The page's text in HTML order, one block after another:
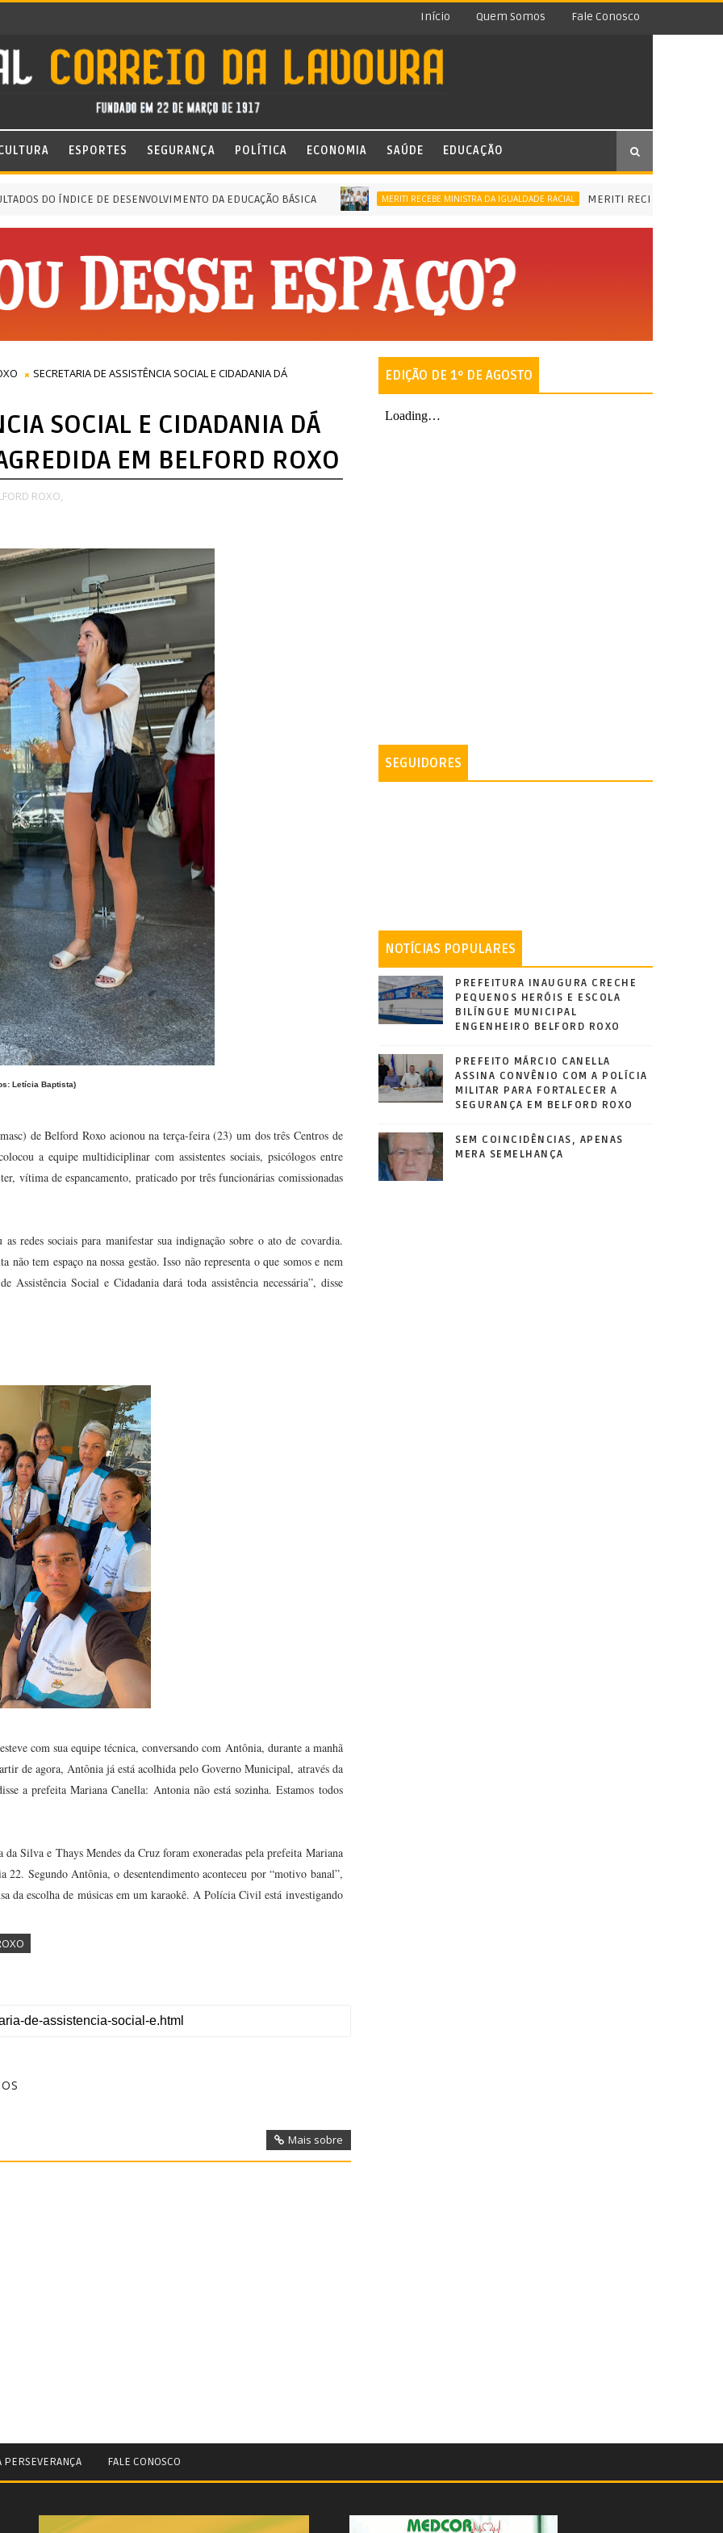
Início Quem Somos Fale Conosco
ESPORTES SEGURANÇA POLÍTICA ECONOMIA SAÚDE EDUCAÇÃO
DO ÍNDICE DE DESENVOLVIMENTO DA EDUCAÇÃO BÁSICA MERITI RECEBE MINISTRA DA IGUALDADE RACIAL MERITI RECEBE MINISTRA DA
SECRETARIA DE ASSISTÊNCIA SOCIAL E CIDADANIA DÁ
SOCIAL E CIDADANIA DÁ
EM BELFORD ROXO
ROXO,
Letícia Baptista)
de Belford Roxo acionou na terça-feira (23) um dos três Centros de
a equipe multidiciplinar com assistentes sociais, psicólogos entre
vítima de espancamento, praticado por três funcionárias comissionadas
redes sociais para manifestar sua indignação sobre o ato de covardia.
tem espaço na nossa gestão. Isso não representa o que somos e nem
Social e Cidadania dará toda assistência necessária”, disse
com sua equipe técnica, conversando com Antônia, durante a manhã
de agora, Antônia já está acolhida pelo Governo Municipal, através da
a prefeita Mariana Canella: Antonia não está sozinha. Estamos todos
Silva e Thays Mendes da Cruz foram exoneradas pela prefeita Mariana
Segundo Antônia, o desentendimento aconteceu por “motivo banal”,
da escolha de músicas em um karaokê. A Polícia Civil está investigando
Mais sobre
EDIÇÃO DE 1º DE AGOSTO
SEGUIDORES
NOTÍCIAS POPULARES
PREFEITURA INAUGURA CRECHE
PEQUENOS HERÓIS E ESCOLA
BILÍNGUE MUNICIPAL
ENGENHEIRO BELFORD ROXO
PREFEITO MÁRCIO CANELLA
ASSINA CONVÊNIO COM A POLÍCIA
MILITAR PARA FORTALECER A
SEGURANÇA EM BELFORD ROXO
SEM COINCIDÊNCIAS, APENAS
MERA SEMELHANÇA
FALE CONOSCO